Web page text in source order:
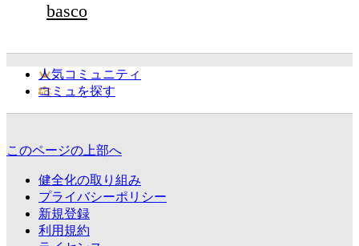
basco
人気コミュニティ
コミュを探す
このページの上部へ
健全化の取り組み
プライバシーポリシー
新規登録
利用規約